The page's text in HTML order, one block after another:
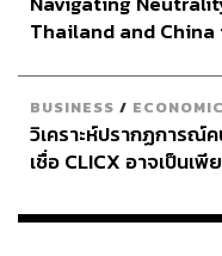
Thailand and
BUSINESS / ECONOMIC
วิเคราะห์ปรากฏการณ์
เชื่อ CLICX อาจเป็นเ
เรือนไทยที่ถูกซุกไว้